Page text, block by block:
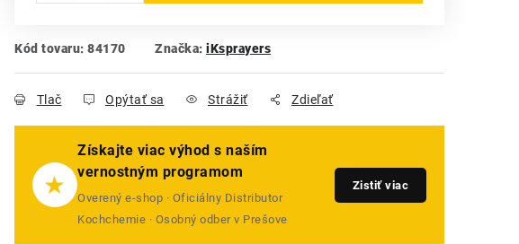
Kód tovaru: 84170 Značka: iKsprayers
Tlač Opýtať sa Strážiť Zdieľať
★
Získajte viac výhod s naším
vernostným programom
Overený e-shop · Oficiálny Distributor
Kochchemie · Osobný odber v Prešove
Zistiť viac